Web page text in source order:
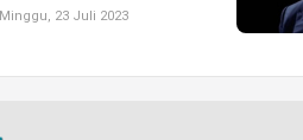
Minggu, 23 Juli 2023